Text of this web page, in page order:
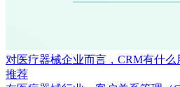
对医疗器械企业而言，CRM有什
推荐